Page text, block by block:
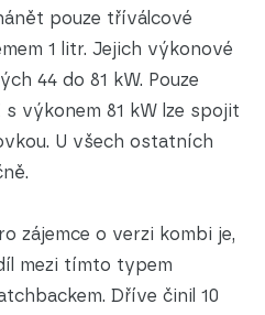
pouze tříválcové
1 litr. Jejich výkonové
44 do 81 kW. Pouze
výkonem 81 kW lze spojit
U všech ostatních
zájemce o verzi kombi je,
mezi tímto typem
Dříve činil 10